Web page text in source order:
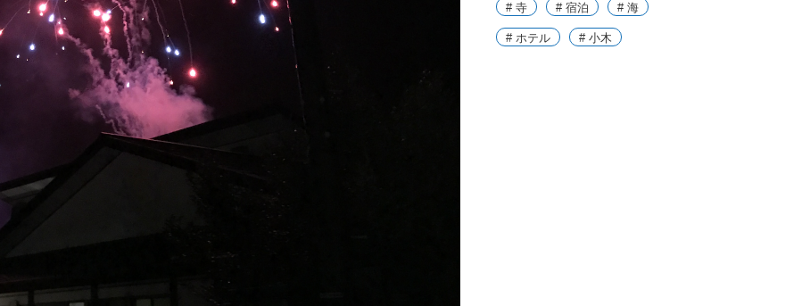
# 寺 # 宿泊 # 海
# ホテル # 小木